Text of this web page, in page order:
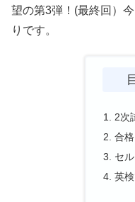
望の第3弾！(最終回）
りです。
2次
合
セ
英